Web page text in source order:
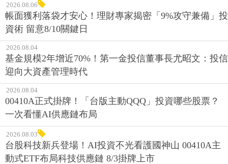
2026.08.06
帳面獲利落袋才安心！理財專家揭密「9%攻守兼備」投
資術 留意8/10關鍵日
2026.08.04
基金規模2年增近70%！第一金投信董事長尤昭文：投信
迎向大資產管理時代
2026.08.04
00410A正式掛牌！「台版主動QQQ」投資哪些股票？
一次看懂AI供應鏈布局
2026.08.03
台股科技新兵登場！AI投資不光看護國神山 00410A主
動式ETF布局科技供應鏈 8/3掛牌上市